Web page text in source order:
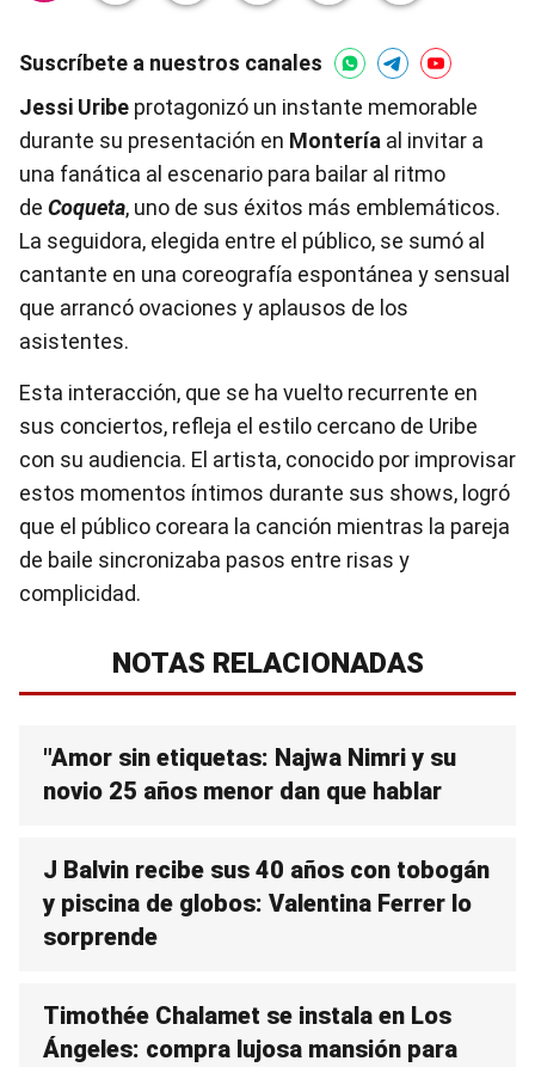
Suscríbete a nuestros canales
Jessi Uribe protagonizó un instante memorable
durante su presentación en Montería al invitar a
una fanática al escenario para bailar al ritmo
de Coqueta, uno de sus éxitos más emblemáticos.
La seguidora, elegida entre el público, se sumó al
cantante en una coreografía espontánea y sensual
que arrancó ovaciones y aplausos de los
asistentes.
Esta interacción, que se ha vuelto recurrente en
sus conciertos, refleja el estilo cercano de Uribe
con su audiencia. El artista, conocido por improvisar
estos momentos íntimos durante sus shows, logró
que el público coreara la canción mientras la pareja
de baile sincronizaba pasos entre risas y
complicidad.
NOTAS RELACIONADAS
"Amor sin etiquetas: Najwa Nimri y su
novio 25 años menor dan que hablar
J Balvin recibe sus 40 años con tobogán
y piscina de globos: Valentina Ferrer lo
sorprende
Timothée Chalamet se instala en Los
Ángeles: compra lujosa mansión para